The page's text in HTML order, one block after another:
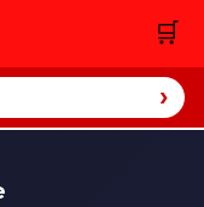
🛒
›